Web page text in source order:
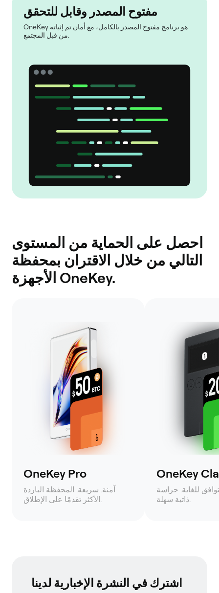
مفتوح المصدر وقابل للتحقق
OneKey هو برنامج مفتوح المصدر بالكامل، مع أمان تم إثباته
احصل على الحماية من المستوى
التالي من خلال الاقتران بمحفظة
الأجهزة OneKey.
OneKey Pro
آمنة. سريعة. المحفظة الباردة
OneKey
للغاية. حراسة
اشترك في النشرة الإخبارية لدينا